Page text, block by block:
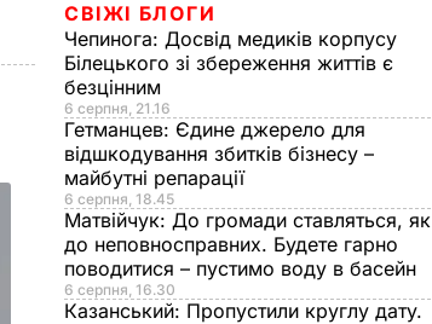
СВІЖІ БЛОГИ
Чепинога: Досвід медиків корпусу
Білецького зі збереження життів є
безцінним
6 серпня, 21.16
Гетманцев: Єдине джерело для
відшкодування збитків бізнесу –
майбутні репарації
6 серпня, 18.45
Матвійчук: До громади ставляться, як
до неповносправних. Будете гарно
поводитися – пустимо воду в басейн
6 серпня, 16.30
Казанський: Пропустили круглу дату.